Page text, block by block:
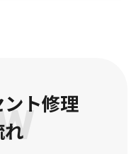
ト修理
れ